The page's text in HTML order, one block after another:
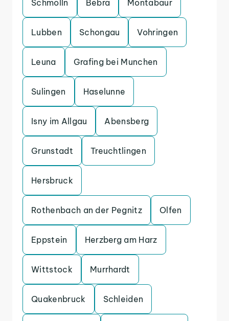
Schmolln Bebra Montabaur
Lubben Schongau Vohringen
Leuna Grafing bei Munchen
Sulingen Haselunne
Isny im Allgau Abensberg
Grunstadt Treuchtlingen
Hersbruck
Rothenbach an der Pegnitz Olfen
Eppstein Herzberg am Harz
Wittstock Murrhardt
Quakenbruck Schleiden